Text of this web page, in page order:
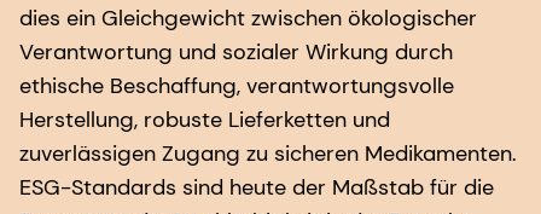
dies ein Gleichgewicht zwischen ökologischer
Verantwortung und sozialer Wirkung durch
ethische Beschaffung, verantwortungsvolle
Herstellung, robuste Lieferketten und
zuverlässigen Zugang zu sicheren Medikamenten.
ESG-Standards sind heute der Maßstab für die